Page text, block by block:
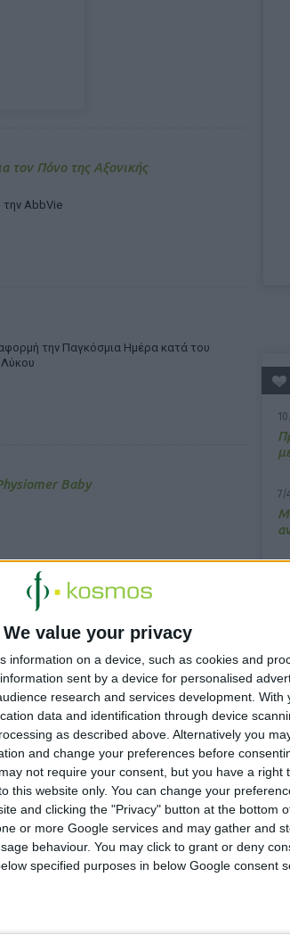
We value your privacy
information on a device, such as cookies and
sent by a device for personalised
research and services development. With
data and identification through device
as described above. Alternatively you
and change your preferences before
not require your consent, but you have a right
this website only. You can change your
and clicking the "Privacy" button at the bottom
or more Google services and may gather and
behaviour. You may click to grant or deny
specified purposes in below Google consent
7/
τον Πόνο της Αξονικής
AbbVie
την Παγκόσμια Ημέρα κατά του
Baby
να στοχεύει η χειρουργική
Πανεπιστήμια Κέιμπριτζ και Λονδίνου
δεδομένα για τα δισκία
Σκλήρυνση